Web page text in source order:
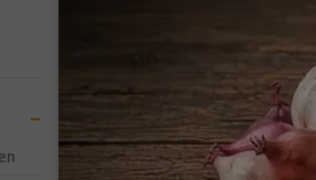
Anzucht &
Insektizide für den
Auch wenn man gern auf
eingesetzt. Die
Sie aber darauf achten,